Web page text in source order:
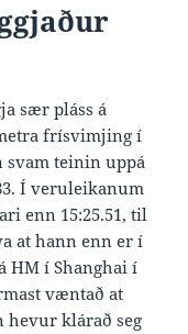
sær pláss á
frísvimjing í
svam teinin uppá
Í veruleikanum
enn 15:25.51, til
at hann enn er í
HM í Shanghai í
væntað at
hevur klárað seg